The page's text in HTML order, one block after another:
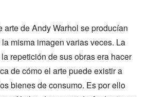
arte de Andy Warhol se producían
misma imagen varias veces. La
repetición de sus obras era hacer
de cómo el arte puede existir a
bienes de consumo. Es por ello